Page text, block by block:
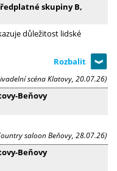
skupiny B,
důležitost lidské
scéna Klatovy, 20.07.26)
Beňovy
saloon Beňovy, 28.07.26)
Beňovy